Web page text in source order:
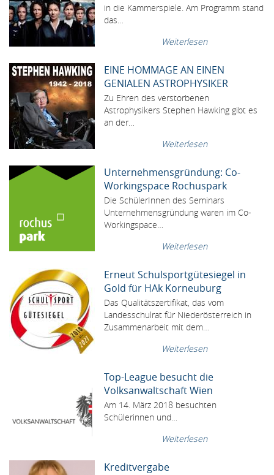
in die Kammerspiele. Am Programm stand
das…
Weiterlesen
EINE HOMMAGE AN EINEN
GENIALEN ASTROPHYSIKER
Zu Ehren des verstorbenen
Astrophysikers Stephen Hawking gibt es
an der…
Weiterlesen
Unternehmensgründung: Co-
Workingspace Rochuspark
Die SchülerInnen des Seminars
Unternehmensgründung waren im Co-
Workingspace…
Weiterlesen
Erneut Schulsportgütesiegel in
Gold für HAk Korneuburg
Das Qualitätszertifikat, das vom
Landesschulrat für Niederösterreich in
Zusammenarbeit mit dem…
Weiterlesen
Top-League besucht die
Volksanwaltschaft Wien
Am 14. März 2018 besuchten
Schülerinnen und…
Weiterlesen
Kreditvergabe